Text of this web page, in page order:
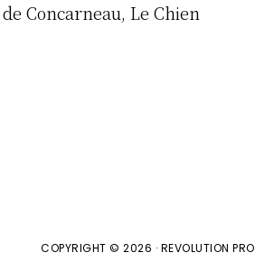
Concarneau, Le Chien
COPYRIGHT © 2026 · REVOLUTION PRO